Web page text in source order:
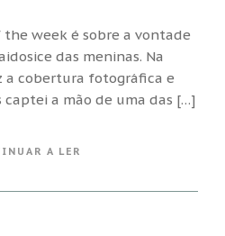
the week é sobre a vontade
das meninas. Na
a cobertura fotográfica e
captei a mão de uma das […]
A LER